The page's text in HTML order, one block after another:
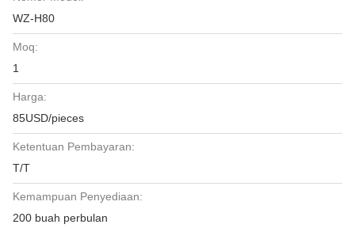
WZ-H80
Moq:
1
Harga:
85USD/pieces
Ketentuan Pembayaran:
T/T
Kemampuan Penyediaan:
200 buah perbulan